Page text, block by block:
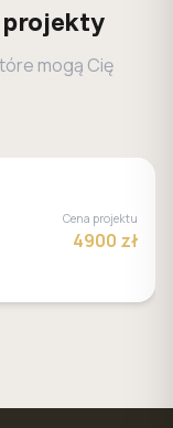
projekty
mogą Cię
Cena projektu
4900 zł